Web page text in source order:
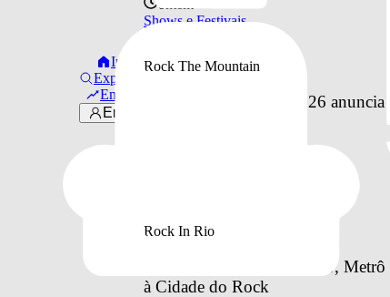
Início
Explorar
Em alta
Entrar
ontem
Shows e Festivais
Rock The Mountain
Rock The Mountain 2026
Rock In Rio
Como vai funcionar o BRT,
à Cidade do Rock